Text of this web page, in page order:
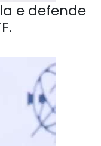
e defende